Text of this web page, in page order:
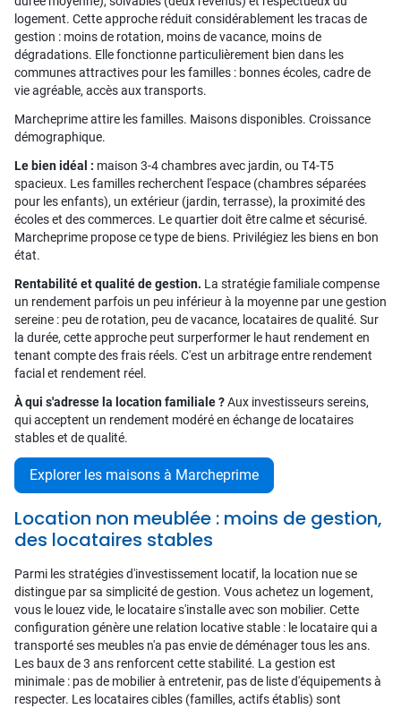
logement. Cette approche réduit considérablement les tracas de
gestion : moins de rotation, moins de vacance, moins de
dégradations. Elle fonctionne particulièrement bien dans les
communes attractives pour les familles : bonnes écoles, cadre de
vie agréable, accès aux transports.
Marcheprime attire les familles. Maisons disponibles. Croissance
démographique.
Le bien idéal : maison 3-4 chambres avec jardin, ou T4-T5
spacieux. Les familles recherchent l'espace (chambres séparées
pour les enfants), un extérieur (jardin, terrasse), la proximité des
écoles et des commerces. Le quartier doit être calme et sécurisé.
Marcheprime propose ce type de biens. Privilégiez les biens en bon
état.
Rentabilité et qualité de gestion. La stratégie familiale compense
un rendement parfois un peu inférieur à la moyenne par une gestion
sereine : peu de rotation, peu de vacance, locataires de qualité. Sur
la durée, cette approche peut surperformer le haut rendement en
tenant compte des frais réels. C'est un arbitrage entre rendement
facial et rendement réel.
À qui s'adresse la location familiale ?Aux investisseurs sereins,
qui acceptent un rendement modéré en échange de locataires
stables et de qualité.
Explorer les maisons à Marcheprime
Location non meublée : moins de gestion,
des locataires stables
Parmi les stratégies d'investissement locatif, la location nue se
distingue par sa simplicité de gestion. Vous achetez un logement,
vous le louez vide, le locataire s'installe avec son mobilier. Cette
configuration génère une relation locative stable : le locataire qui a
transporté ses meubles n'a pas envie de déménager tous les ans.
Les baux de 3 ans renforcent cette stabilité. La gestion est
minimale : pas de mobilier à entretenir, pas de liste d'équipements à
respecter. Les locataires cibles (familles, actifs établis) sont